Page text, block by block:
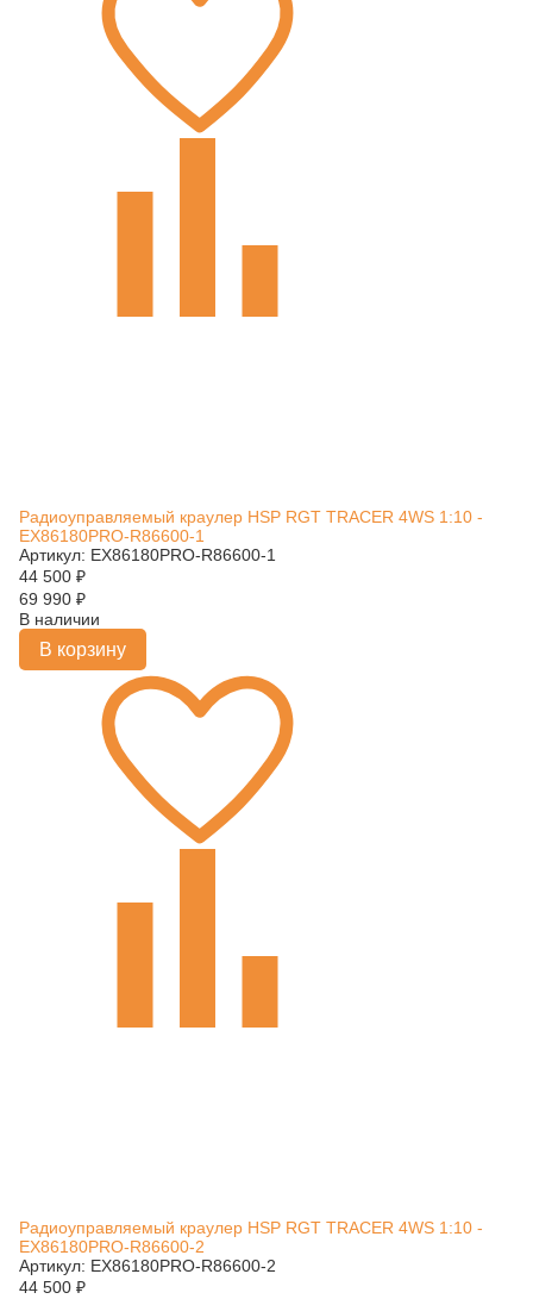
Радиоуправляемый краулер HSP RGT TRACER 4WS 1:10 -
EX86180PRO-R86600-1
Артикул: EX86180PRO-R86600-1
44 500 ₽
69 990 ₽
В наличии
В корзину
Радиоуправляемый краулер HSP RGT TRACER 4WS 1:10 -
EX86180PRO-R86600-2
Артикул: EX86180PRO-R86600-2
44 500 ₽